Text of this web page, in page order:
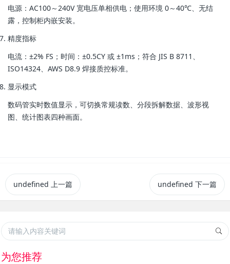
电源：AC100～240V 宽电压单相供电；使用环境 0～40℃、无结
露，控制柜内嵌安装。
精度指标
电流：±2% FS；时间：±0.5CY 或 ±1ms；符合 JIS B 8711、
ISO14324、AWS D8.9 焊接质控标准。
显示模式
数码管实时数值显示，可切换常规读数、分段拆解数据、波形视
图、统计图表四种画面。
undefined 上一篇 undefined 下一篇
为您推荐